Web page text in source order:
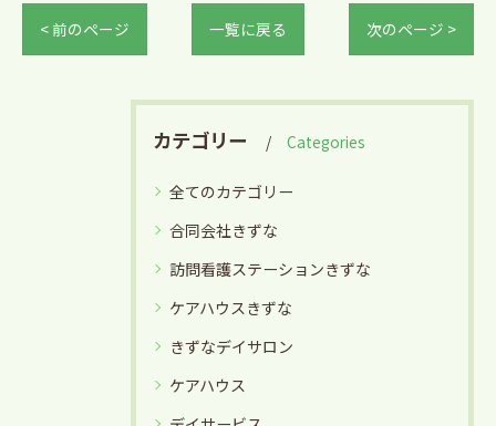
< 前のページ 一覧に戻る 次のページ >
カテゴリー Categories
全てのカテゴリー
合同会社きずな
訪問看護ステーションきずな
ケアハウスきずな
きずなデイサロン
ケアハウス